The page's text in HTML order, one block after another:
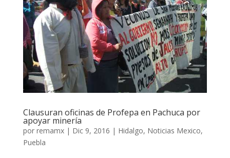
Clausuran oficinas de Profepa en Pachuca por
apoyar minería
por remamx| Dic 9, 2016 | Hidalgo, Noticias Mexico,
Puebla